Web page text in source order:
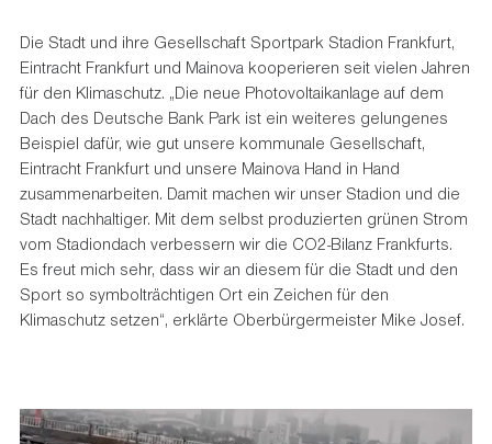
Die Stadt und ihre Gesellschaft Sportpark Stadion Frankfurt,
Eintracht Frankfurt und Mainova kooperieren seit vielen Jahren
für den Klimaschutz. „Die neue Photovoltaikanlage auf dem
Dach des Deutsche Bank Park ist ein weiteres gelungenes
Beispiel dafür, wie gut unsere kommunale Gesellschaft,
Eintracht Frankfurt und unsere Mainova Hand in Hand
zusammenarbeiten. Damit machen wir unser Stadion und die
Stadt nachhaltiger. Mit dem selbst produzierten grünen Strom
vom Stadiondach verbessern wir die CO2-Bilanz Frankfurts.
Es freut mich sehr, dass wir an diesem für die Stadt und den
Sport so symbolträchtigen Ort ein Zeichen für den
Klimaschutz setzen“, erklärte Oberbürgermeister Mike Josef.